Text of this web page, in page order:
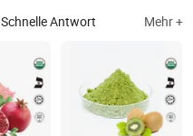
Schnelle Antwort Mehr +